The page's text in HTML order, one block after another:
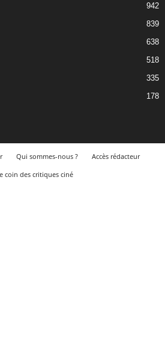
942
839
638
518
335
178
Qui sommes-nous ?
Accès rédacteur
coin des critiques ciné